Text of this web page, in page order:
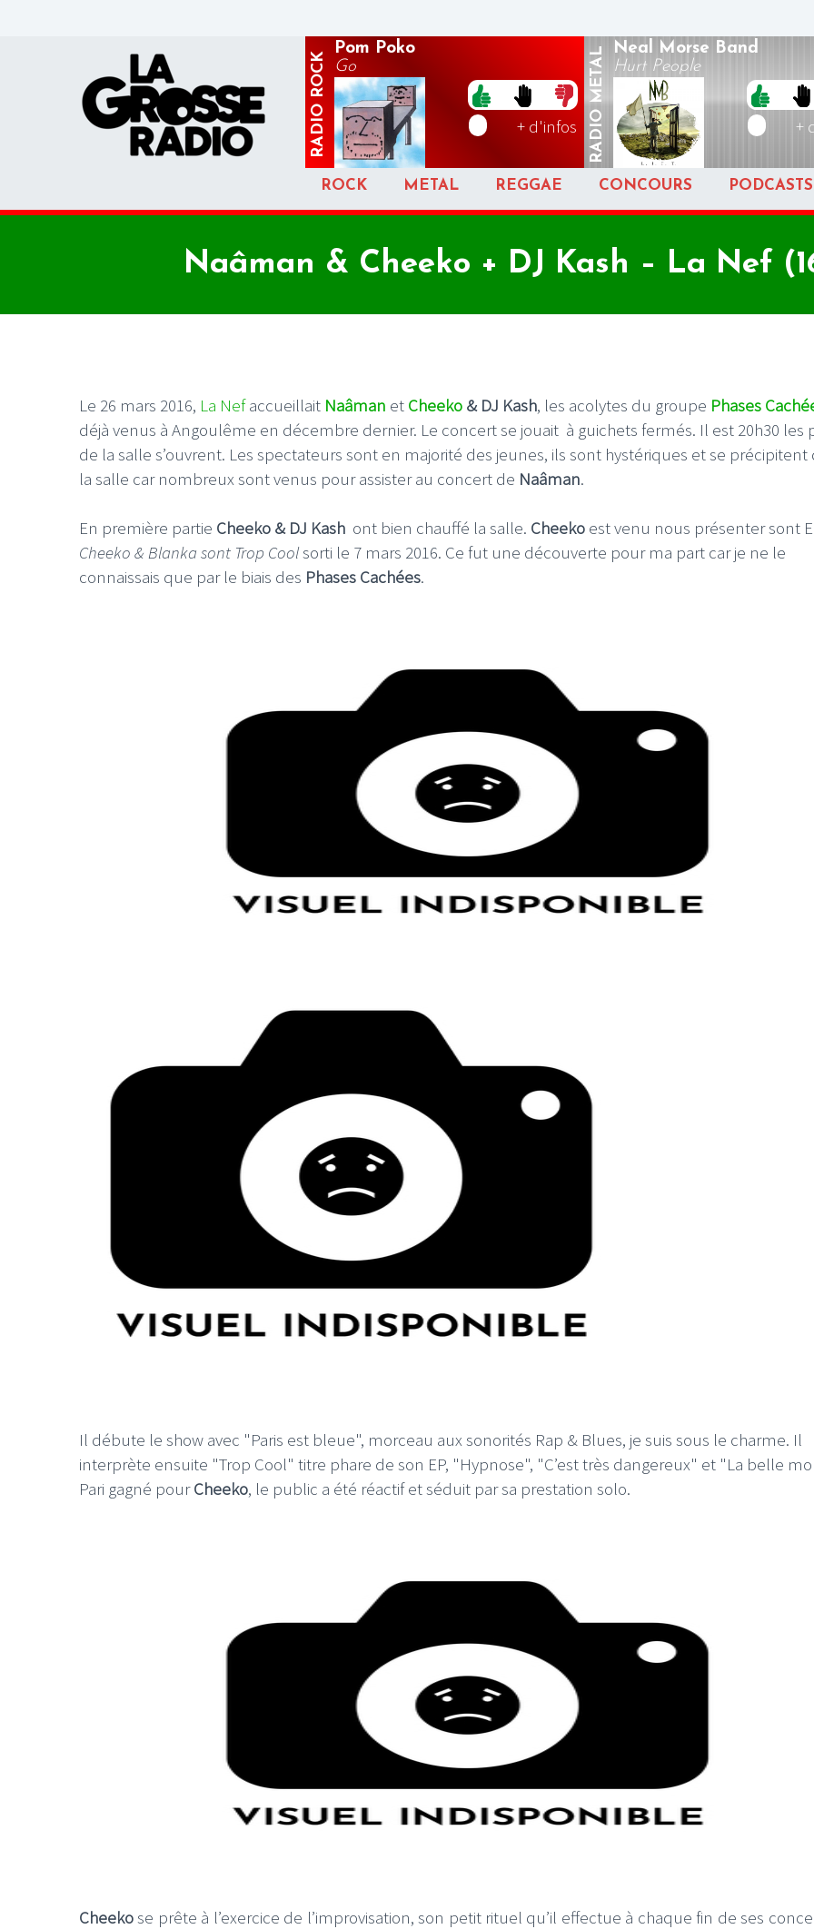
RADIO
ROCK
Pom Poko
Go
+ d'infos RADIO
METAL Neal Morse Band
Hurt People
+
ROCK METAL REGGAE CONCOURS PODCASTS
Naâman & Cheeko + DJ Kash – La Nef
Le 26 mars 2016, La Nefaccueillait Naâman et Cheeko & DJ Kash, les acolytes du groupe Phases
déjà venus à Angoulême en décembre dernier. Le concert se jouait à guichets fermés. Il est 20h30 les
de la salle s’ouvrent. Les spectateurs sont en majorité des jeunes, ils sont hystériques et se précipitent
la salle car nombreux sont venus pour assister au concert de Naâman.
En première partie Cheeko & DJ Kash ont bien chauffé la salle. Cheeko est venu nous présenter sont
Cheeko & Blanka sont Trop Coolsorti le 7 mars 2016. Ce fut une découverte pour ma part car je ne le
connaissais que par le biais des Phases Cachées.
Il débute le show avec "Paris est bleue", morceau aux sonorités Rap & Blues, je suis sous le charme. Il
interprète ensuite "Trop Cool" titre phare de son EP, "Hypnose", "C’est très dangereux" et "La belle
Pari gagné pourCheeko, le public a été réactif et séduit par sa prestation solo.
Cheekose prête à l’exercice de l’improvisation, son petit rituel qu’il effectue à chaque fin de ses